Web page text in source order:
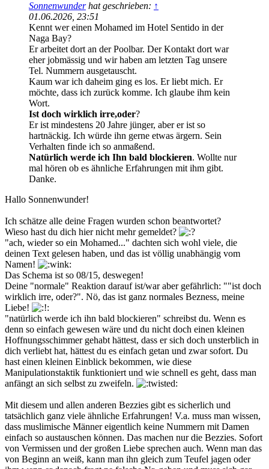
Sonnenwunderhat geschrieben: ↑
01.06.2026, 23:51
Kennt wer einen Mohamed im Hotel Sentido in der
Naga Bay?
Er arbeitet dort an der Poolbar. Der Kontakt dort war
eher jobmässig und wir haben am letzten Tag unsere
Tel. Nummern ausgetauscht.
Kaum war ich daheim ging es los. Er liebt mich. Er
möchte, dass ich zurück komme. Ich glaube ihm kein
Wort.
Ist doch wirklich irre,oder?
Er ist mindestens 20 Jahre jünger, aber er ist so
hartnäckig. Ich würde ihn gerne etwas ärgern. Sein
Verhalten finde ich so anmaßend.
Natürlich werde ich Ihn bald blockieren. Wollte nur
mal hören ob es ähnliche Erfahrungen mit ihm gibt.
Danke.
Hallo Sonnenwunder!
Ich schätze alle deine Fragen wurden schon beantwortet?
Wieso hast du dich hier nicht mehr gemeldet?
"ach, wieder so ein Mohamed..." dachten sich wohl viele, die
deinen Text gelesen haben, und das ist völlig unabhängig vom
Namen!
Das Schema ist so 08/15, deswegen!
Deine "normale" Reaktion darauf ist/war aber gefährlich: ""ist doch
wirklich irre, oder?". Nö, das ist ganz normales Bezness, meine
Liebe!
"natürlich werde ich ihn bald blockieren" schreibst du. Wenn es
denn so einfach gewesen wäre und du nicht doch einen kleinen
Hoffnungsschimmer gehabt hättest, dass er sich doch unsterblich in
dich verliebt hat, hättest du es einfach getan und zwar sofort. Du
hast einen kleinen Einblick bekommen, wie diese
Manipulationstaktik funktioniert und wie schnell es geht, dass man
anfängt an sich selbst zu zweifeln.
Mit diesem und allen anderen Bezzies gibt es sicherlich und
tatsächlich ganz viele ähnliche Erfahrungen! V.a. muss man wissen,
dass muslimische Männer eigentlich keine Nummern mit Damen
einfach so austauschen können. Das machen nur die Bezzies. Sofort
von Vermissen und der großen Liebe sprechen auch. Wenn man das
von Beginn an weiß, kann man ihn gleich zum Teufel jagen oder